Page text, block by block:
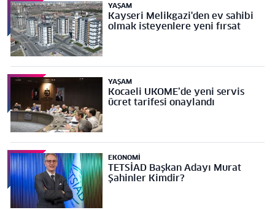
YAŞAM
Kayseri Melikgazi'den ev sahibi
olmak isteyenlere yeni fırsat
YAŞAM
Kocaeli UKOME’de yeni servis
ücret tarifesi onaylandı
EKONOMI
TETSİAD Başkan Adayı Murat
Şahinler Kimdir?